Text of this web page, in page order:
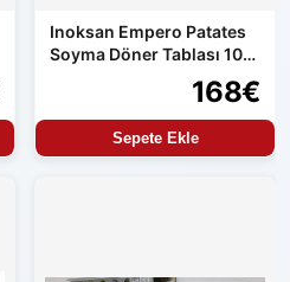
Inoksan Empero Patates
Soyma Döner Tablası 10
kg Makine Uyumlu168€
Sepete Ekle